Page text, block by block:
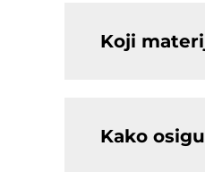
Koji
Kako